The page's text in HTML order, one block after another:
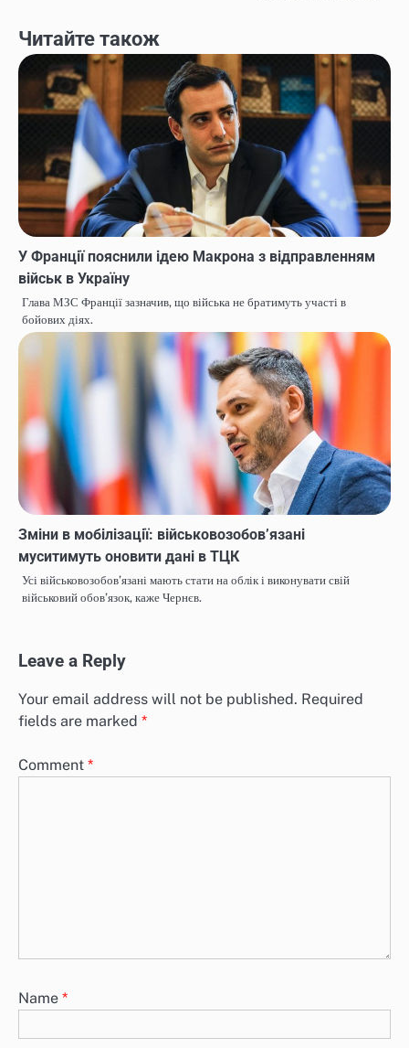
Читайте також
У Франції пояснили ідею Макрона з відправленням
військ в Україну
Глава МЗС Франції зазначив, що війська не братимуть участі в
бойових діях.
Зміни в мобілізації: військовозобовʼязані
муситимуть оновити дані в ТЦК
Усі військовозобов’язані мають стати на облік і виконувати свій
військовий обов’язок, каже Чернєв.
Leave a Reply
Your email address will not be published. Required
fields are marked *
Comment *
Name *